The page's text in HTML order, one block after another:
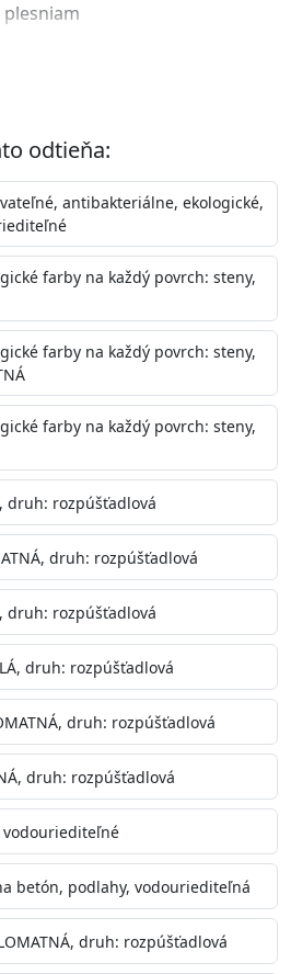
farba s iónmi
špeciálnemu zloženiu
baktérií na povrchu náteru.
priestor s
hygienickú čistotu ako sú
operačné
detské izby, školy,
je
priestorov. Je plne umývateľná
pri
vodných pár z natretých
kryciu schopnosť,
rozliv. Je možné ju tónovať v
tónovať podľa RAL, NCS,
do 10% vodou podľa
premiešajte a občas opakujte
jednu
alebo striekacou pištoľou
30-60min./23°C po
3-
ďalšiu vrstvu náteru.
na poveternostných
vlhkosťou a nižšou
predlžuje.
odtieňa:
antibakteriálne, ekologické,
farby na každý povrch: steny,
farby na každý povrch: steny,
farby na každý povrch: steny,
druh: rozpúšťadlová
druh: rozpúšťadlová
druh: rozpúšťadlová
druh: rozpúšťadlová
druh: rozpúšťadlová
druh: rozpúšťadlová
betón, podlahy, vodouriediteľná
druh: rozpúšťadlová